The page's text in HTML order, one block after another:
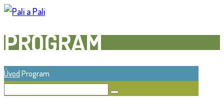
PROGRAM
Úvod Program